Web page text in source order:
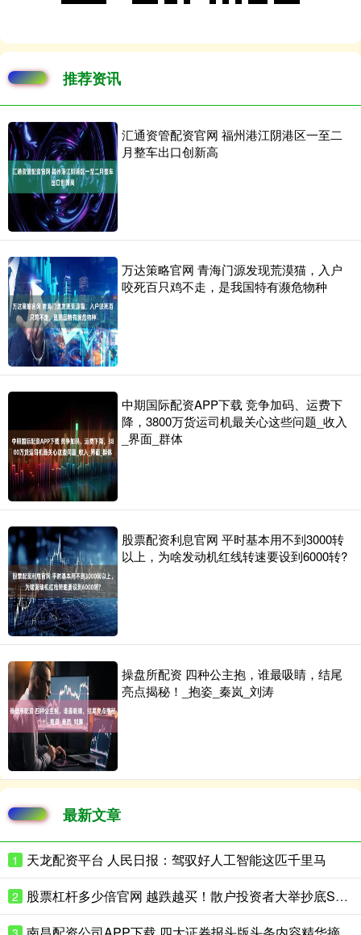
推荐资讯
汇通资管配资官网 福州港江阴港区一至二
月整车出口创新高
万达策略官网 青海门源发现荒漠猫，入户
咬死百只鸡不走，是我国特有濒危物种
中期国际配资APP下载 竞争加码、运费下
降，3800万货运司机最关心这些问题_收入
_界面_群体
股票配资利息官网 平时基本用不到3000转
以上，为啥发动机红线转速要设到6000转?
操盘所配资 四种公主抱，谁最吸睛，结尾
亮点揭秘！_抱姿_秦岚_刘涛
最新文章
1 天龙配资平台 人民日报：驾驭好人工智能这匹千里马
2 股票杠杆多少倍官网 越跌越买！散户投资者大举抄底SpaceX ，千亿美元限售股将解禁